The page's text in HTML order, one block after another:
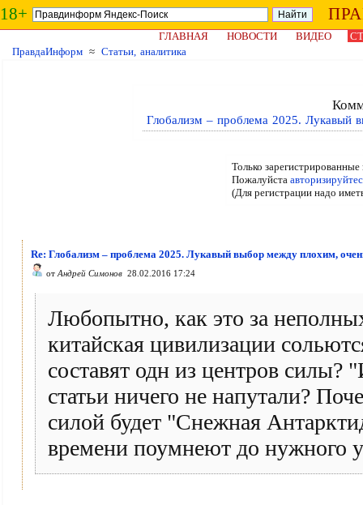
18+
ГЛАВНАЯ НОВОСТИ ВИДЕО
ПравдаИнформ ≈ Статьи, аналитика
Глобализм – проблема 2025. Лукавый
Только
Пожалуйста
(Для регистрации надо
Re: Глобализм – проблема 2025. Лукавый выбор между плохим,
от Андрей Симонов 28.02.2016 17:24
Любопытно, как это за
китайская цивилизации
составят одн из центров
статьи ничего не напутали?
силой будет "Снежная
времени поумнеют до нужного